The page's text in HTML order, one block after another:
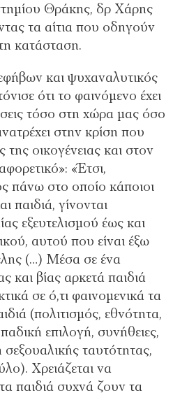
Θράκης, δρ Χάρης
τα αίτια που οδηγούν
κατάσταση.
και ψυχαναλυτικός
ότι το φαινόμενο έχει
τόσο στη χώρα μας όσο
στην κρίση που
οικογένειας και στον
«Έτσι,
πάνω στο οποίο κάποιοι
παιδιά, γίνονται
εξευτελισμού έως και
αυτού που είναι έξω
(…) Μέσα σε ένα
και βίας αρκετά παιδιά
σε ό,τι φαινομενικά τα
(πολιτισμός, εθνότητα,
επιλογή, συνήθειες,
ταυτότητας,
Χρειάζεται να
παιδιά συχνά ζουν τα